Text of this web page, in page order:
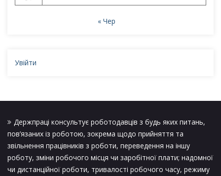
« Чер
Увійти
Держпраці консультує роботодавців з будь яких питань,
пов’язаних із роботою, зокрема щодо прийняття та
звільнення працівників з роботи, переведення на іншу
роботу, зміни робочого місця чи заробітної плати; надомної
чи дистанційної роботи, тривалості робочого часу, режиму